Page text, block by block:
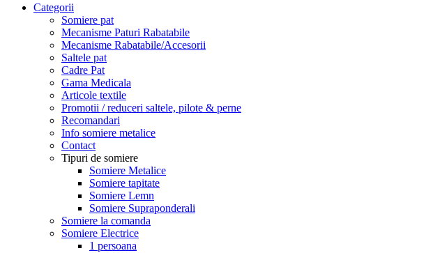
Categorii
Somiere pat
Mecanisme Paturi Rabatabile
Mecanisme Rabatabile/Accesorii
Saltele pat
Cadre Pat
Gama Medicala
Articole textile
Promotii / reduceri saltele, pilote & perne
Recomandari
Info somiere metalice
Contact
Tipuri de somiere
Somiere Metalice
Somiere tapitate
Somiere Lemn
Somiere Supraponderali
Somiere la comanda
Somiere Electrice
1 persoana